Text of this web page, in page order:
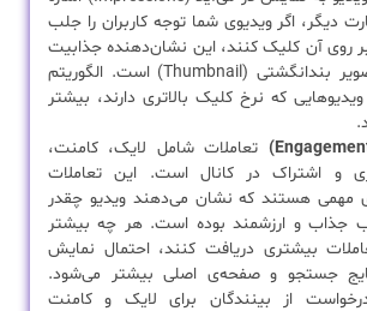
دیگر، اگر ویدیوی شما توجه کاربران را جلب
روی آن کلیک کنند، این نشان‌دهنده جذابیت
عنوان و تصویر بندانگشتی (Thumbnail) است. الگوریتم
که نرخ کلیک بالاتری دارند، بیشتر
تعاملات شامل لایک، کامنت،
و اشتراک در کانال است. این تعاملات
مهمی هستند که نشان می‌دهند ویدیو چقدر
جذاب و ارزشمند بوده است. هر چه بیشتر
بیشتری دریافت کنند، احتمال نمایش
جستجو و صفحه‌ی اصلی بیشتر می‌شود.
درخواست از بینندگان برای لایک و کامنت